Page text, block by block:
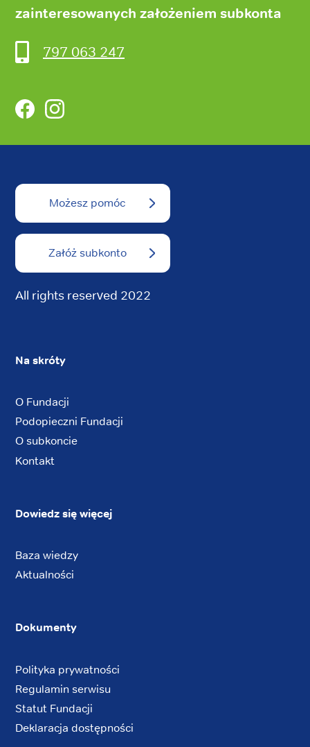
zainteresowanych założeniem subkonta
797 063 247
FacebookInstagram
Możesz pomóc
Załóż subkonto
All rights reserved 2022
Na skróty
O Fundacji
Podopieczni Fundacji
O subkoncie
Kontakt
Dowiedz się więcej
Baza wiedzy
Aktualności
Dokumenty
Polityka prywatności
Regulamin serwisu
Statut Fundacji
Deklaracja dostępności